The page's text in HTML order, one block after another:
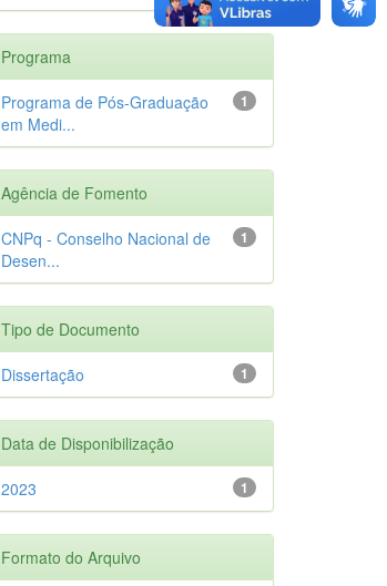
Programa
1
Programa de Pós-Graduação
em Medi...
Agência de Fomento
1
CNPq - Conselho Nacional de
Desen...
Tipo de Documento
1
Dissertação
Data de Disponibilização
1
2023
Formato do Arquivo